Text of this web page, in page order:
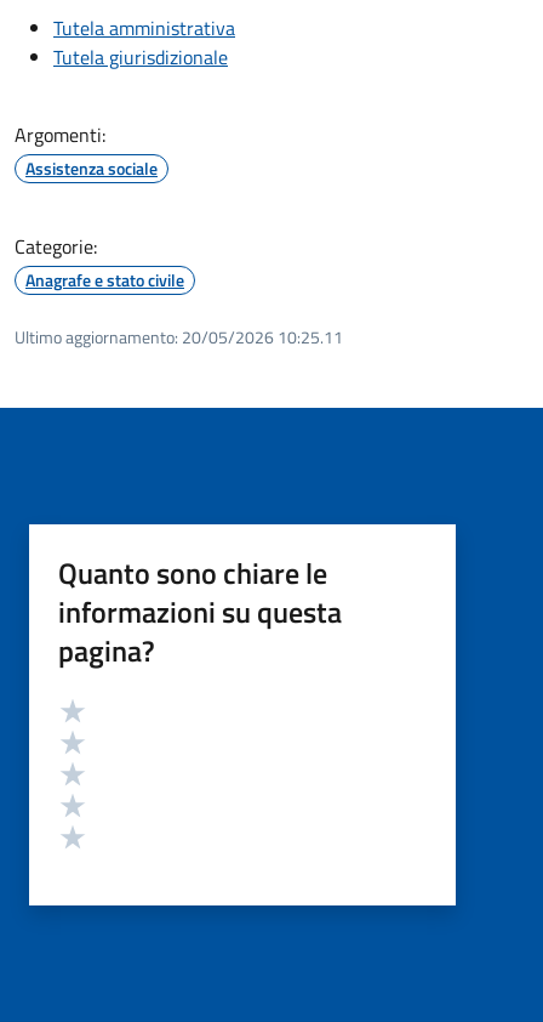
Tutela amministrativa
Tutela giurisdizionale
Argomenti:
Assistenza sociale
Categorie:
Anagrafe e stato civile
Ultimo aggiornamento: 20/05/2026 10:25.11
Quanto sono chiare le
informazioni su questa
pagina?
Valutazione